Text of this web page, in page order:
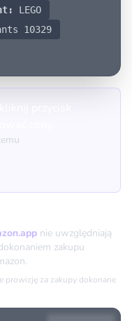
LEGO
10329
nie uwzględniają
zakupu
prowizję za zakupy dokonane